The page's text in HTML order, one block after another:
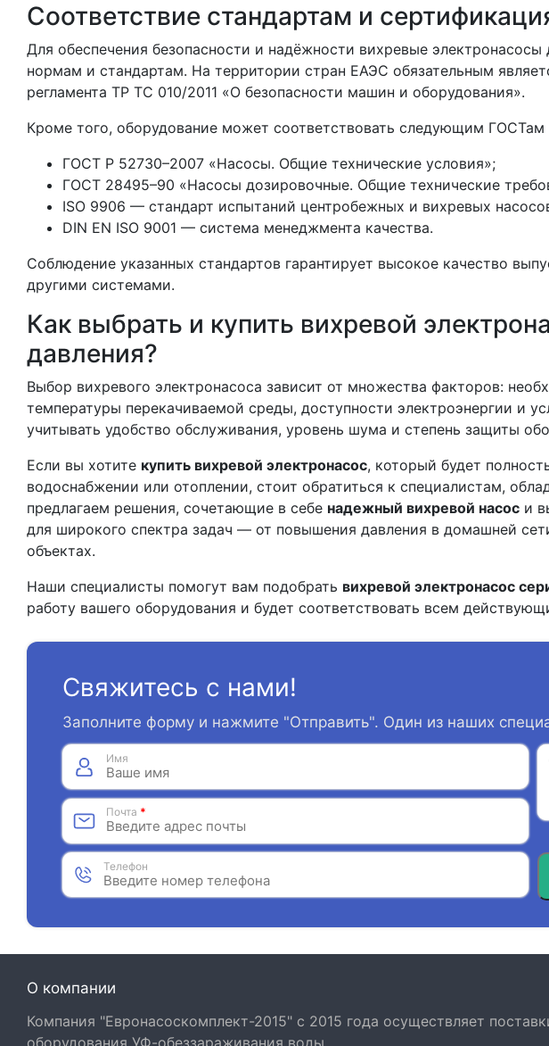
Соответствие стандартам и
Для обеспечения безопасности и надёжности вихревые
нормам и стандартам. На территории стран ЕАЭС обязательным
регламента ТР ТС 010/2011 «О безопасности машин и оборудования».
Кроме того, оборудование может соответствовать следующим
ГОСТ Р 52730–2007 «Насосы. Общие технические условия»;
ГОСТ 28495–90 «Насосы дозировочные. Общие технические
ISO 9906 — стандарт испытаний центробежных и вихревых
DIN EN ISO 9001 — система менеджмента качества.
Соблюдение указанных стандартов гарантирует высокое качество
другими системами.
Как выбрать и купить вихревой
давления?
Выбор вихревого электронасоса зависит от множества факторов:
температуры перекачиваемой среды, доступности электроэнергии и
учитывать удобство обслуживания, уровень шума и степень защиты
Если вы хотите купить вихревой электронасос, который будет
водоснабжении или отоплении, стоит обратиться к специалистам,
предлагаем решения, сочетающие в себе надежный вихревой насос и
для широкого спектра задач — от повышения давления в домашней
объектах.
Наши специалисты помогут вам подобрать вихревой электронасос
работу вашего оборудования и будет соответствовать всем
Свяжитесь с нами!
Заполните форму и нажмите "Отправить". Один из наших
Имя
Почта *
Телефон
О компании
Компания "Евронасоскомплект-2015" с 2015 года осуществляет
оборудования УФ-обеззараживания воды.